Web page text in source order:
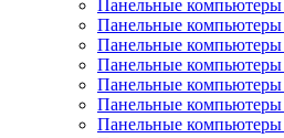
Панельные
Панельные компьютеры
Панельные компьютеры
Панельные
Панельные
Панельные
Панельные